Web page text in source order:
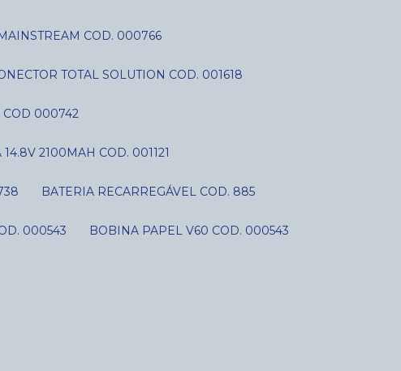
COD. 000766
TOTAL SOLUTION COD. 001618
COD 000742
14.8V 2100MAH COD. 001121
BATERIA RECARREGÁVEL COD. 885
000543 BOBINA PAPEL V60 COD. 000543